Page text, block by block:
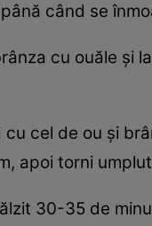
când se
cu ouăle și
cel de ou și
apoi torni
30-35 de